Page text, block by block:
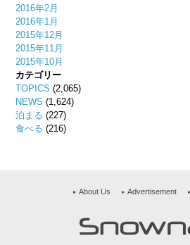
2016年2月
2016年1月
2015年12月
2015年11月
2015年10月
カテゴリー
TOPICS (2,065)
NEWS (1,624)
泊まる (227)
食べる (216)
About Us Advertisement